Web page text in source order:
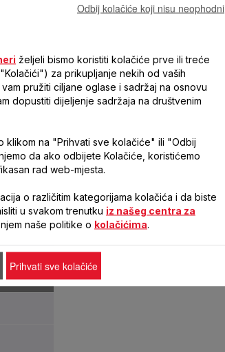
min)
g/min)
željeli bismo koristiti kolačiće prve ili treće
za prikupljanje nekih od vaših
pružiti ciljane oglase i sadržaj na osnovu
dopustiti dijeljenje sadržaja na društvenim
na "Prihvati sve kolačiće" ili "Odbij
da ako odbijete Kolačiće, koristićemo
rad web-mjesta.
o različitim kategorijama kolačića i da biste
u svakom trenutku iz našeg centra za
naše politike o kolačićima
Odbij kolačiće koji nisu neophodni
Prihvati sve kolačiće